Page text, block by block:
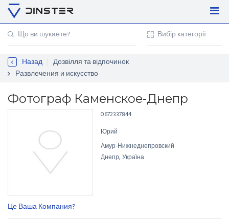
Регістрація
Контакти
Назад
Дозвілля та відпочинок
Развлечения и искусство
Фотограф Каменское-Днепр
Це Ваша Компания?
0672337844
Юрий
Амур-Нижнеднепровский
Днепр, Україна